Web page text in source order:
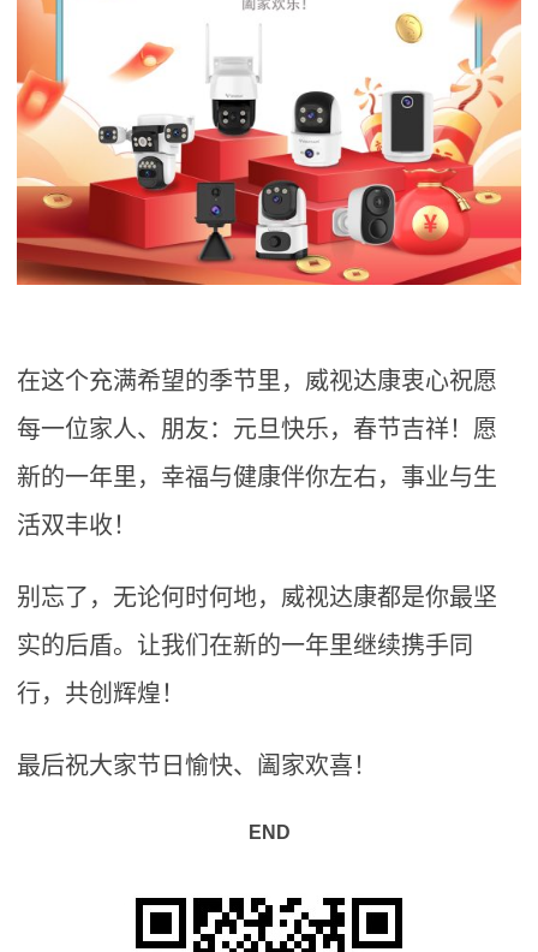
在这个充满希望的季节里，威视达康衷心祝愿
每一位家人、朋友：元旦快乐，春节吉祥！愿
新的一年里，幸福与健康伴你左右，事业与生
活双丰收！
别忘了，无论何时何地，威视达康都是你最坚
实的后盾。让我们在新的一年里继续携手同
行，共创辉煌！
最后祝大家节日愉快、阖家欢喜！
END